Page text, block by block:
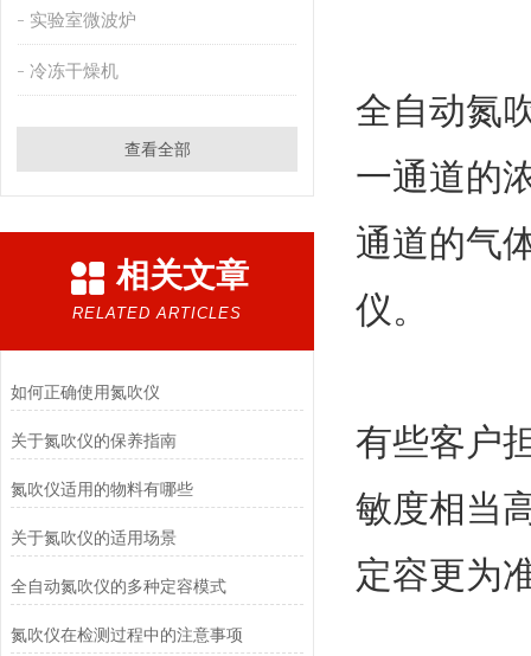
实验室微波炉
冷冻干燥机
查看全部
相关文章
RELATED ARTICLES
如何正确使用氮吹仪
关于氮吹仪的保养指南
氮吹仪适用的物料有哪些
关于氮吹仪的适用场景
全自动氮吹仪的多种定容模式
氮吹仪在检测过程中的注意事项
全自动氮
一通道的
通道的气
仪。
有些客户
敏度相当
定容更为